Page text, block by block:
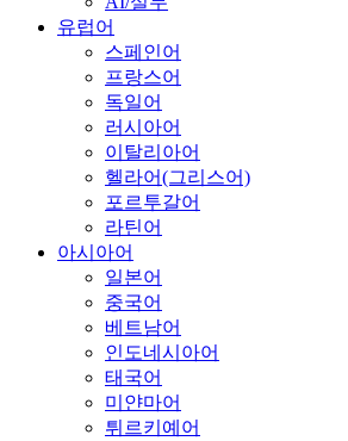
유럽어
스페인어
프랑스어
독일어
러시아어
이탈리아어
헬라어(그리스어)
포르투갈어
라틴어
아시아어
일본어
중국어
베트남어
인도네시아어
태국어
미얀마어
튀르키예어